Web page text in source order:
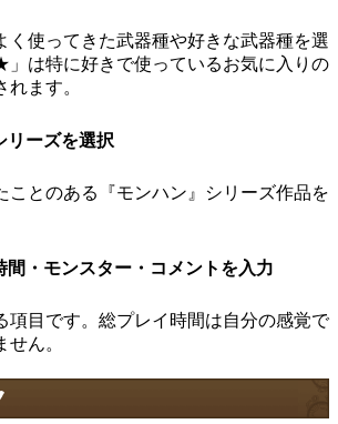
く使ってきた武器種や好きな武器種を選
は特に好きで使っているお気に入りの
ます。
ーズを選択
ことのある『モンハン』シリーズ作品を
・モンスター・コメントを入力
項目です。総プレイ時間は自分の感覚で
ん。